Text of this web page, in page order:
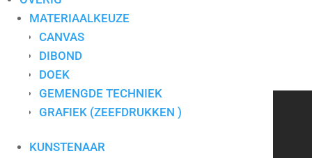
MATERIAALKEUZE
CANVAS
DIBOND
DOEK
GEMENGDE TECHNIEK
GRAFIEK (ZEEFDRUKKEN )
KUNSTENAAR
Formaat
Maandelijkse huurspaarprijs
Ingelijst
Materiaal
CONTACT